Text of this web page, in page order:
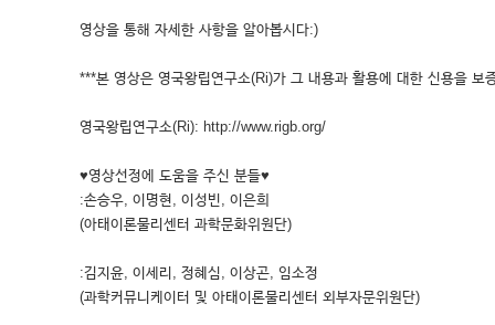
영상을 통해 자세한 사항을 알아봅시다:)
***본 영상은 영국왕립연구소(Ri)가 그 내용과 활용에 대한 신용을 보
영국왕립연구소(Ri): http://www.rigb.org/
♥영상선정에 도움을 주신 분들♥
:손승우, 이명현, 이성빈, 이은희
(아태이론물리센터 과학문화위원단)
:김지윤, 이세리, 정혜심, 이상곤, 임소정
(과학커뮤니케이터 및 아태이론물리센터 외부자문위원단)